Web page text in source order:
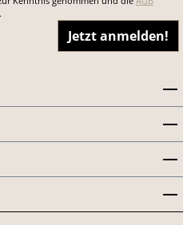
Jetzt anmelden!